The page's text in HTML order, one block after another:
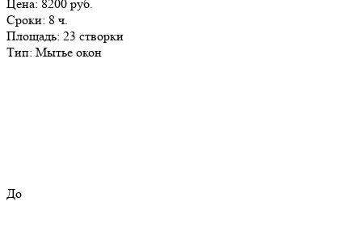
Цена: 8200 руб.
Сроки: 8 ч.
Площадь: 23 створки
Тип: Мытье окон
До